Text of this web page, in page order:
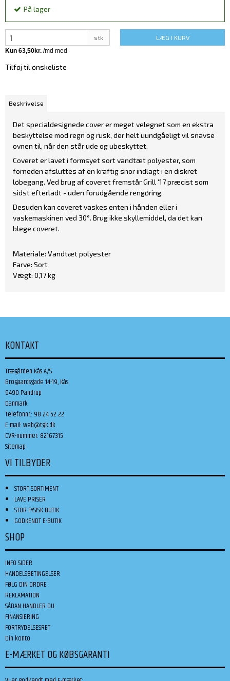
På lager
stk LÆG I KURV
Tilføj til ønskeliste
Beskrivelse
Det specialdesignede cover er meget velegnet som en ekstra
beskyttelse mod regn og rusk, der helt uundgåeligt vil snavse
ovnen til, når den står ude og ubeskyttet.
Coveret er lavet i formsyet sort vandtæt polyester, som
forneden afsluttes af en kraftig snor indlagt i en diskret
løbegang. Ved brug af coveret fremstår Grill '17 præcist som
sidst efterladt - uden forudgående rengøring.
Desuden kan coveret vaskes enten i hånden eller i
vaskemaskinen ved 30°. Brug ikke skyllemiddel, da det kan
blege coveret.
Materiale: Vandtæt polyester
Farve: Sort
Vægt: 0,17 kg
KONTAKT
Trægården Kås A/S
Brogaardsgade 14-19, Kås
9490 Pandrup
Danmark
Telefonnr.: 98 24 52 22
E-mail:web@tgk.dk
CVR-nummer: 82167315
Sitemap
VI TILBYDER
STORT SORTIMENT
LAVE PRISER
STOR FYSISK BUTIK
GODKENDT E-BUTIK
SHOP
INFO SIDER
HANDELSBETINGELSER
FØLG DIN ORDRE
REKLAMATION
SÅDAN HANDLER DU
FINANSIERING
FORTRYDELSESRET
Din konto
E-MÆRKET OG KØBSGARANTI